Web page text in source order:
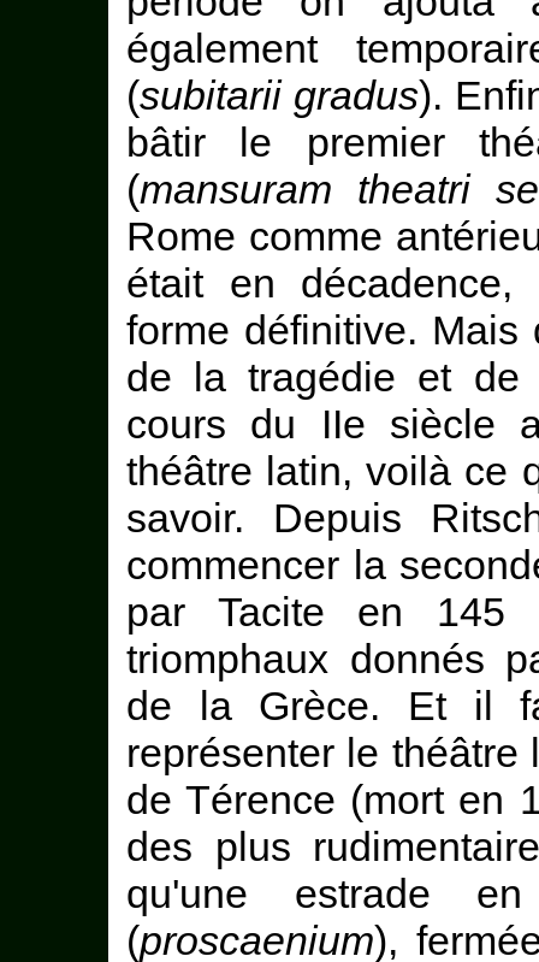
également
(subitarii gradus).
bâtir le premier
(mansuram theatri
Rome comme
était en
forme définitive.
de la tragédie et de
cours du IIe siècle
théâtre latin, voilà ce
savoir. Depuis
commencer la
par Tacite en 145
triomphaux donnés
de la Grèce. Et il
représenter le
de Térence (mort en
des plus
qu'une estrade
(proscaenium),